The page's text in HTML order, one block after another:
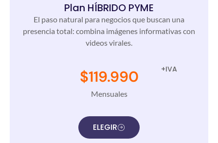
Plan HÍBRIDO PYME
El paso natural para negocios que buscan una
presencia total: combina imágenes informativas con
videos virales.
+IVA
$119.990
Mensuales
ELEGIR